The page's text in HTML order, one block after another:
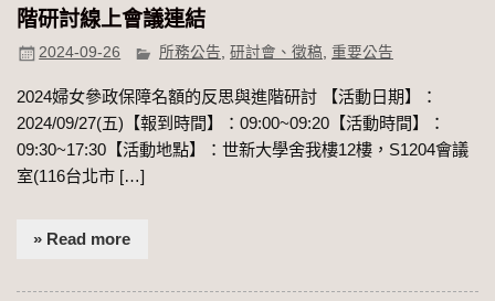
階研討線上會議連結
2024-09-26 所務公告,研討會、徵稿,重要公告
2024婦女參政保障名額的反思與進階研討 【活動日期】：
2024/09/27(五)【報到時間】：09:00~09:20【活動時間】：
09:30~17:30【活動地點】：世新大學舍我樓12樓，S1204會議
室(116台北市 […]
» Read more